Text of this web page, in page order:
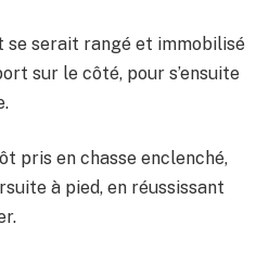
se serait rangé et immobilisé
sur le côté, pour s’ensuite
pris en chasse enclenché,
à pied, en réussissant